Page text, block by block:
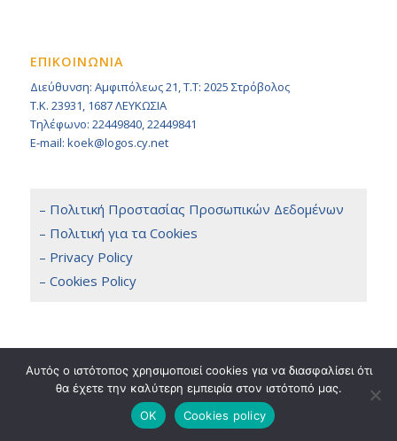
ΕΠΙΚΟΙΝΩΝΙΑ
Διεύθυνση: Αμφιπόλεως 21, Τ.Τ: 2025 Στρόβολος
Τ.Κ. 23931, 1687 ΛΕΥΚΩΣΙΑ
Τηλέφωνο: 22449840, 22449841
E-mail: koek@logos.cy.net
– Πολιτική Προστασίας Προσωπικών Δεδομένων
– Πολιτική για τα Cookies
– Privacy Policy
– Cookies Policy
Copyright 2014 © KOEK, All Rights Reserved. / Powered byNETinfo Plc
Αυτός ο ιστότοπος χρησιμοποιεί cookies για να διασφαλίσει ότι
θα έχετε την καλύτερη εμπειρία στον ιστότοπό μας.
OK
Cookies policy